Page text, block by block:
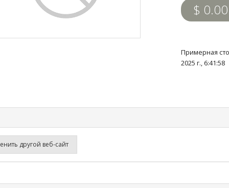
$ 0.00
Примерная
2025 г.,
другой веб-сайт